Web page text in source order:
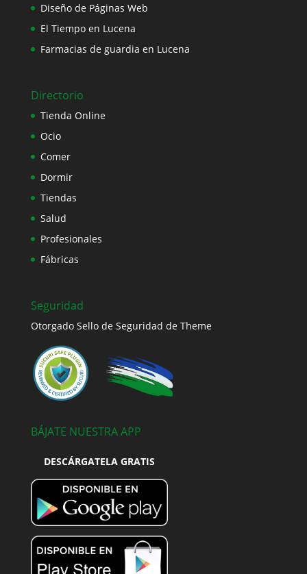
Diseño de Páginas Web
El Tiempo en Lucena
Farmacias de guardia en Lucena
Directorio
Tienda Online
Ocio
Comer
Dormir
Tiendas
Salud
Profesionales
Fábricas
Seguridad
Otorgado Sello de Seguridad de Theme
BÁJATE NUESTRA APP
DESCÁRGATELA GRATIS